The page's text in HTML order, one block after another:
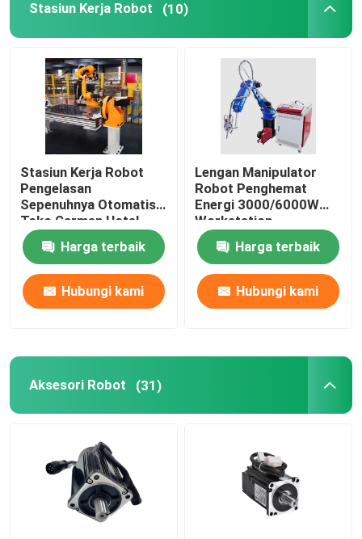
Catu Daya Robot
Robot Pengelasan Industri
Lengan Robot Bekas
Pemeliharaan Robot
Mesin pembersih laser genggam
Mesin Las Fronius
Robot GSK
Stasiun Kerja Robot (10)
Stasiun Kerja Robot
Pengelasan
Sepenuhnya Otomatis
Toko Garmen Hotel
Harga terbaik
Hubungi kami
Lengan Manipulator
Robot Penghemat
Energi 3000/6000W
Workstation
Pengelasan Otomatis
Harga terbaik
Hubungi kami
Aksesori Robot (31)